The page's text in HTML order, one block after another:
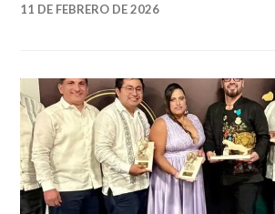
11 DE FEBRERO DE 2026